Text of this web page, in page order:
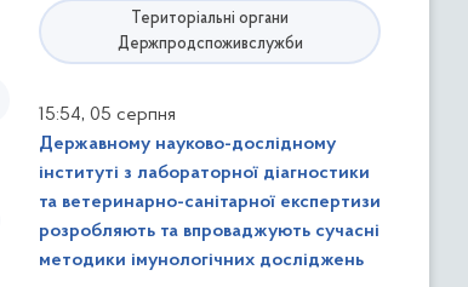
Територіальні органи
Держпродспоживслужби
15:54, 05 серпня
Державному науково-дослідному
інституті з лабораторної діагностики
та ветеринарно-санітарної експертизи
розробляють та впроваджують сучасні
методики імунологічних досліджень